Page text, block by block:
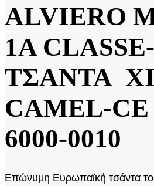
ALVIERO
1A CLASSE-
ΤΣΑΝΤΑ
CAMEL-CE
6000-0010
Επώνυμη Ευρωπαϊκή τσάντα